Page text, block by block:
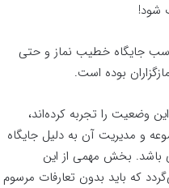
شود!
جایگاه خطیب نماز و حتی
بوده است.
وضعیت را تجربه کرده‌اند،
و مدیریت آن به دلیل جایگاه
باشد. بخش مهمی از این
که باید بدون تعارفات مرسوم